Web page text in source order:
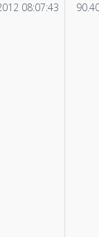
08:07:43